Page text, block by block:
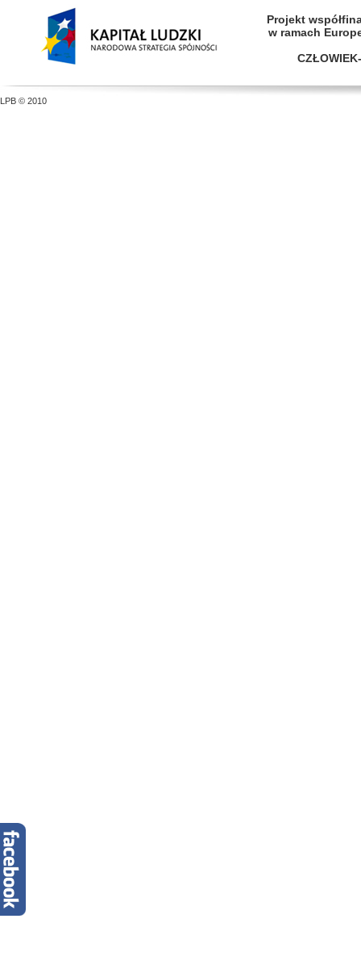
Projekt
w ramach
LPB © 2010